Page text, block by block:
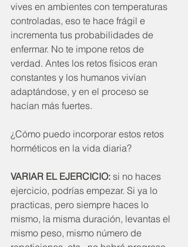
vives en ambientes con temperaturas
controladas, eso te hace frágil e
incrementa tus probabilidades de
enfermar. No te impone retos de
verdad. Antes los retos físicos eran
constantes y los humanos vivían
adaptándose, y en el proceso se
hacían más fuertes.
¿Cómo puedo incorporar estos retos
horméticos en la vida diaria?
VARIAR EL EJERCICIO: si no haces
ejercicio, podrías empezar. Si ya lo
practicas, pero siempre haces lo
mismo, la misma duración, levantas el
mismo peso, mismo número de